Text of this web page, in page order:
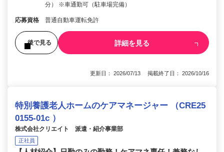
分） ※車通勤可（駐車場完備）
応募資格 普通自動車運転免許
後で見る 詳細を見る
更新日： 2026/07/13 掲載終了日： 2026/10/16
特別養護老人ホームのケアマネージャー （CRE25
0155-01c ）
株式会社クリエイト 派遣・紹介事業部
正社員